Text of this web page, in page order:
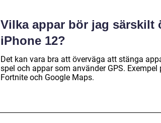
Vilka appar bör jag särskilt
iPhone 12?
Det kan vara bra att överväga att stänga
spel och appar som använder GPS.
Fortnite och Google Maps.